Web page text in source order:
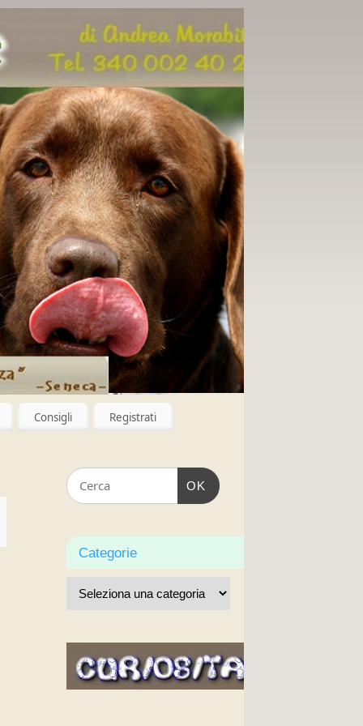
Consigli Registrati
OK
Categorie